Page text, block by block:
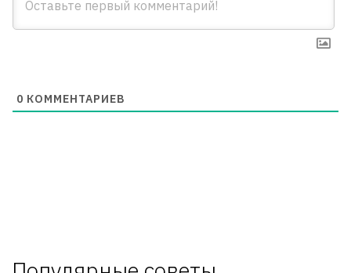
0 КОММЕНТАРИЕВ